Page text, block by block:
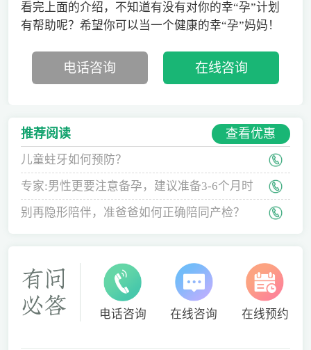
看完上面的介绍，不知道有没有对你的幸“孕”计划
有帮助呢？希望你可以当一个健康的幸“孕”妈妈！
电话咨询 在线咨询
推荐阅读 查看优惠
儿童蛀牙如何预防？
专家:男性更要注意备孕，建议准备3-6个月时
间
别再隐形陪伴，准爸爸如何正确陪同产检？
电话咨询 在线咨询 在线预约